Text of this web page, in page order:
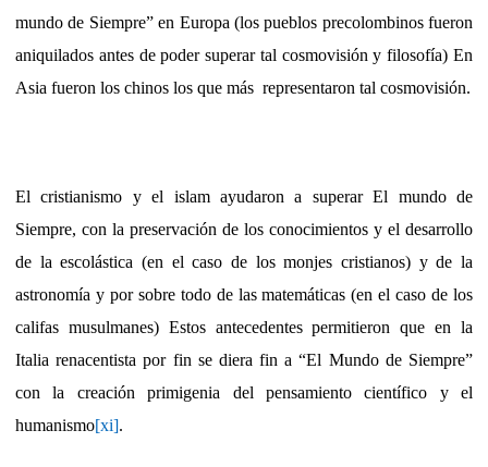
mundo de Siempre” en Europa (los pueblos precolombinos fueron
aniquilados antes de poder superar tal cosmovisión y filosofía) En
Asia fueron los chinos los que más representaron tal cosmovisión.
El cristianismo y el islam ayudaron a superar El mundo de
Siempre, con la preservación de los conocimientos y el desarrollo
de la escolástica (en el caso de los monjes cristianos) y de la
astronomía y por sobre todo de las matemáticas (en el caso de los
califas musulmanes) Estos antecedentes permitieron que en la
Italia renacentista por fin se diera fin a “El Mundo de Siempre”
con la creación primigenia del pensamiento científico y el
humanismo[xi].